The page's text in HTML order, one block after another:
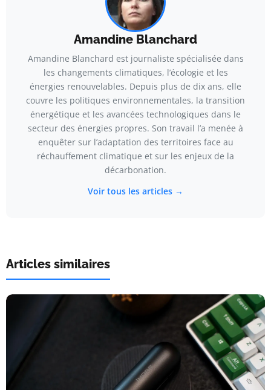
Amandine Blanchard
Amandine Blanchard est journaliste spécialisée dans
les changements climatiques, l’écologie et les
énergies renouvelables. Depuis plus de dix ans, elle
couvre les politiques environnementales, la transition
énergétique et les avancées technologiques dans le
secteur des énergies propres. Son travail l’a menée à
enquêter sur l’adaptation des territoires face au
réchauffement climatique et sur les enjeux de la
décarbonation.
Voir tous les articles →
Articles similaires